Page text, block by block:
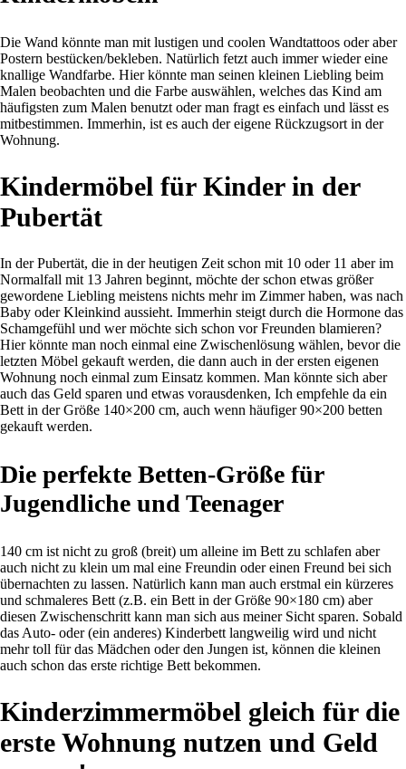
Die Wand könnte man mit lustigen und coolen Wandtattoos oder aber
Postern bestücken/bekleben. Natürlich fetzt auch immer wieder eine
knallige Wandfarbe. Hier könnte man seinen kleinen Liebling beim
Malen beobachten und die Farbe auswählen, welches das Kind am
häufigsten zum Malen benutzt oder man fragt es einfach und lässt es
mitbestimmen. Immerhin, ist es auch der eigene Rückzugsort in der
Wohnung.
Kindermöbel für Kinder in der
Pubertät
In der Pubertät, die in der heutigen Zeit schon mit 10 oder 11 aber im
Normalfall mit 13 Jahren beginnt, möchte der schon etwas größer
gewordene Liebling meistens nichts mehr im Zimmer haben, was nach
Baby oder Kleinkind aussieht. Immerhin steigt durch die Hormone das
Schamgefühl und wer möchte sich schon vor Freunden blamieren?
Hier könnte man noch einmal eine Zwischenlösung wählen, bevor die
letzten Möbel gekauft werden, die dann auch in der ersten eigenen
Wohnung noch einmal zum Einsatz kommen. Man könnte sich aber
auch das Geld sparen und etwas vorausdenken, Ich empfehle da ein
Bett in der Größe 140×200 cm, auch wenn häufiger 90×200 betten
gekauft werden.
Die perfekte Betten-Größe für
Jugendliche und Teenager
140 cm ist nicht zu groß (breit) um alleine im Bett zu schlafen aber
auch nicht zu klein um mal eine Freundin oder einen Freund bei sich
übernachten zu lassen. Natürlich kann man auch erstmal ein kürzeres
und schmaleres Bett (z.B. ein Bett in der Größe 90×180 cm) aber
diesen Zwischenschritt kann man sich aus meiner Sicht sparen. Sobald
das Auto- oder (ein anderes) Kinderbett langweilig wird und nicht
mehr toll für das Mädchen oder den Jungen ist, können die kleinen
auch schon das erste richtige Bett bekommen.
Kinderzimmermöbel gleich für die
erste Wohnung nutzen und Geld